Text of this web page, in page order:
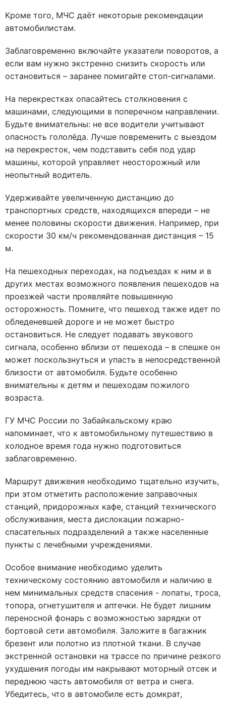
Кроме того, МЧС даёт некоторые рекомендации
автомобилистам.
Заблаговременно включайте указатели поворотов, а
если вам нужно экстренно снизить скорость или
остановиться – заранее помигайте стоп-сигналами.
На перекрестках опасайтесь столкновения с
машинами, следующими в поперечном направлении.
Будьте внимательны: не все водители учитывают
опасность гололёда. Лучше повременить с выездом
на перекресток, чем подставить себя под удар
машины, которой управляет неосторожный или
неопытный водитель.
Удерживайте увеличенную дистанцию до
транспортных средств, находящихся впереди – не
менее половины скорости движения. Например, при
скорости 30 км/ч рекомендованная дистанция – 15
м.
На пешеходных переходах, на подъездах к ним и в
других местах возможного появления пешеходов на
проезжей части проявляйте повышенную
осторожность. Помните, что пешеход также идет по
обледеневшей дороге и не может быстро
остановиться. Не следует подавать звукового
сигнала, особенно вблизи от пешехода – в спешке он
может поскользнуться и упасть в непосредственной
близости от автомобиля. Будьте особенно
внимательны к детям и пешеходам пожилого
возраста.
ГУ МЧС России по Забайкальскому краю
напоминает, что к автомобильному путешествию в
холодное время года нужно подготовиться
заблаговременно.
Маршрут движения необходимо тщательно изучить,
при этом отметить расположение заправочных
станций, придорожных кафе, станций технического
обслуживания, места дислокации пожарно-
спасательных подразделений а также населенные
пункты с лечебными учреждениями.
Особое внимание необходимо уделить
техническому состоянию автомобиля и наличию в
нем минимальных средств спасения - лопаты, троса,
топора, огнетушителя и аптечки. Не будет лишним
переносной фонарь с возможностью зарядки от
бортовой сети автомобиля. Заложите в багажник
брезент или полотно из плотной ткани. В случае
экстренной остановки на трассе по причине резкого
ухудшения погоды им накрывают моторный отсек и
переднюю часть автомобиля от ветра и снега.
Убедитесь, что в автомобиле есть домкрат,